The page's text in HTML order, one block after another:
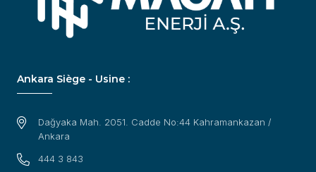
Ankara Siège - Usine :
Dağyaka Mah. 2051. Cadde No:44 Kahramankazan /
Ankara
444 3 843